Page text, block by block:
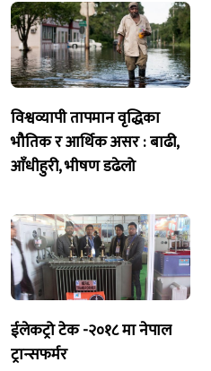
विश्वव्यापी तापमान वृद्धिका
भौतिक र आर्थिक असर : बाढी,
आँधीहुरी, भीषण डढेलो
ईलेकट्रो टेक -२०१८ मा नेपाल
ट्रान्सफर्मर